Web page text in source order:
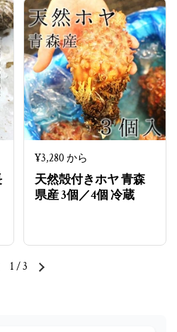
定価
¥3,280 から
天然殻付きホヤ 青森
県産 3個／4個 冷蔵
のスライド次のスライド
1 /3